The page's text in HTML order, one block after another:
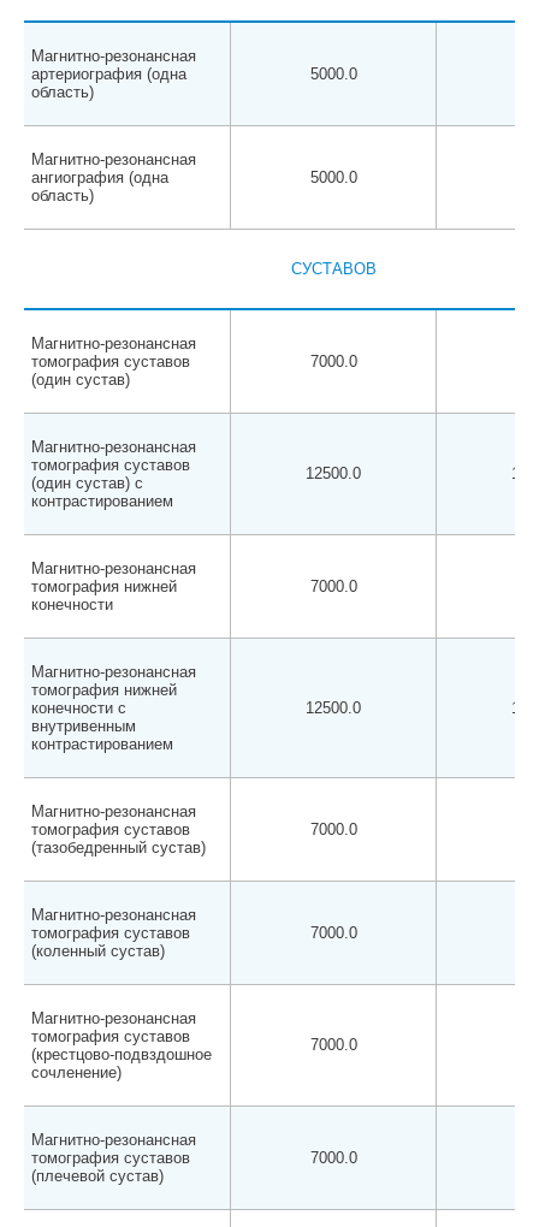
Магнитно-резонансная
артериография (одна
область)
5000.0
Магнитно-резонансная
ангиография (одна
область)
5000.0
СУСТАВОВ
Магнитно-резонансная
томография суставов
(один сустав)
7000.0
Магнитно-резонансная
томография суставов
(один сустав) с
контрастированием
12500.0
Магнитно-резонансная
томография нижней
конечности
7000.0
Магнитно-резонансная
томография нижней
конечности с
внутривенным
контрастированием
12500.0
Магнитно-резонансная
томография суставов
(тазобедренный сустав)
7000.0
Магнитно-резонансная
томография суставов
(коленный сустав)
7000.0
Магнитно-резонансная
томография суставов
(крестцово-подвздошное
сочленение)
7000.0
Магнитно-резонансная
томография суставов
(плечевой сустав)
7000.0